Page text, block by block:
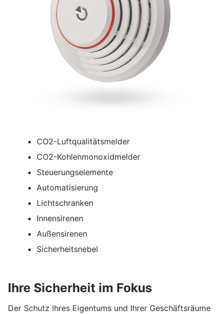
CO2-Luftqualitätsmelder
CO2-Kohlenmonoxidmelder
Steuerungselemente
Automatisierung
Lichtschranken
Innensirenen
Außensirenen
Sicherheitsnebel
Ihre Sicherheit im Fokus
Der Schutz Ihres Eigentums und Ihrer Geschäftsräume